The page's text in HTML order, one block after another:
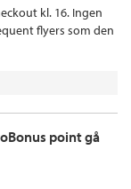
kl. 16. Ingen
flyers som den
point gå